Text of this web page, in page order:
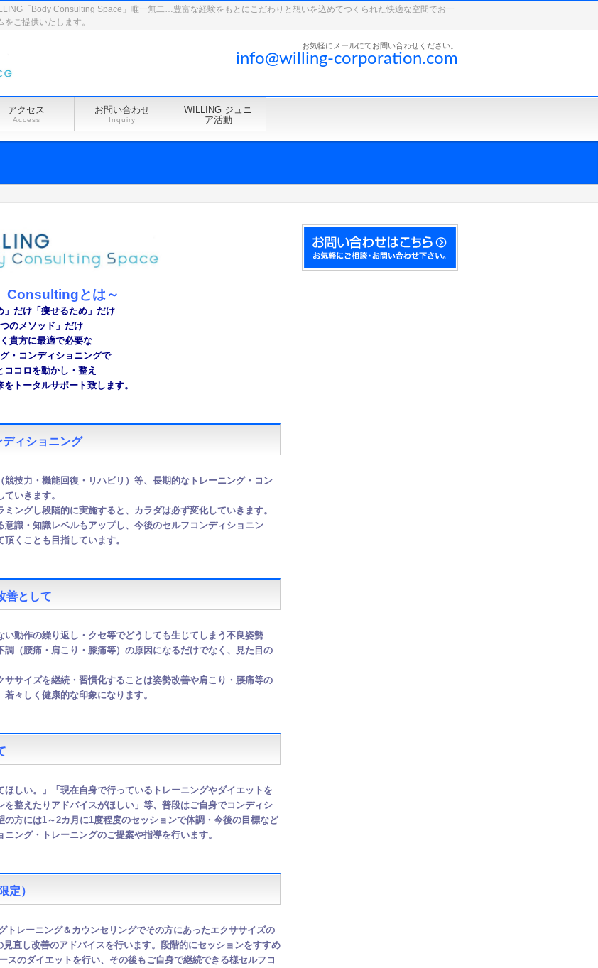
「Body Consulting Space」唯一無二…豊富な経験をもとにこだわりと想いを込めてつくられた快適な空間でお一
ご提供いたします。
お気軽にメールにてお問い合わせください。
info@willing-corporation.com
アクセス
Access
お問い合わせ
Inquiry
WILLING ジュニ
ア活動
とは～
」だけ「痩せるため」だけ
つのメソッド」だけ
貴方に最適で必要な
・コンディショニングで
ココロを動かし・整え
トータルサポート致します。
ィショニング
技力・機能回復・リハビリ）等、長期的なトレーニング・コン
いきます。
ングし段階的に実施すると、カラダは必ず変化していきます。
識・知識レベルもアップし、今後のセルフコンディショニン
くことも目指しています。
善として
動作の繰り返し・クセ等でどうしても生じてしまう不良姿勢
調（腰痛・肩こり・膝痛等）の原因になるだけでなく、見た目の
サイズを継続・習慣化することは姿勢改善や肩こり・腰痛等の
々しく健康的な印象になります。
ほしい。」「現在自身で行っているトレーニングやダイエットを
整えたりアドバイスがほしい」 等、普段はご自身でコンディシ
方には1～2カ月に1度程度のセッションで体調・今後の目標など
ング・トレーニングのご提案や指導を行います。
定）
トレーニング＆カウンセリングでその方にあったエクササイズの
直し改善のアドバイスを行います。段階的にセッションをすすめ
スのダイエットを行い、その後もご自身で継続できる様セルフコ